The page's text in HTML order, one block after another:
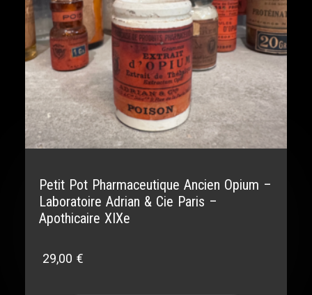
Petit Pot Pharmaceutique Ancien Opium –
Laboratoire Adrian & Cie Paris –
Apothicaire XIXe
29,00€